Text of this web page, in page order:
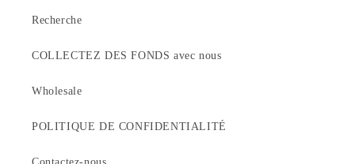
Recherche
COLLECTEZ DES FONDS avec nous
Wholesale
POLITIQUE DE CONFIDENTIALITÉ